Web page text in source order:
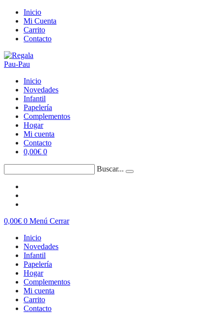
Saltar
contenido
Inicio
Mi Cuenta
Carrito
Contacto
Inicio
Novedades
Infantil
Papelería
Complementos
Hogar
Mi cuenta
Contacto
0,00€ 0
Buscar...
0,00€ 0 Menú Cerrar
Inicio
Novedades
Infantil
Papelería
Hogar
Complementos
Mi cuenta
Carrito
Contacto